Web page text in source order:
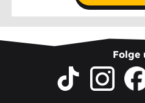
Folge